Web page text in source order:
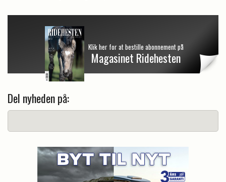
Klik her for at bestille abonnement på
Magasinet Ridehesten
Del nyheden på: